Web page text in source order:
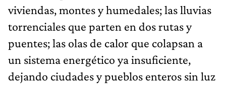
viviendas, montes y humedales; las lluvias
torrenciales que parten en dos rutas y
puentes; las olas de calor que colapsan a
un sistema energético ya insuficiente,
dejando ciudades y pueblos enteros sin luz